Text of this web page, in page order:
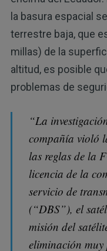
la basura espacial
terrestre baja, que
millas) de la
altitud, es posible
problemas de
“La
compañía violó
las reglas de la
licencia de la
servicio de
(“DBS”), el
misión del
eliminación